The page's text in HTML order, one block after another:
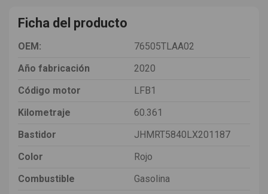
Ficha del producto
OEM:
76505TLAA02
Año fabricación
2020
Código motor
LFB1
Kilometraje
60.361
Bastidor
JHMRT5840LX201187
Color
Rojo
Combustible
Gasolina